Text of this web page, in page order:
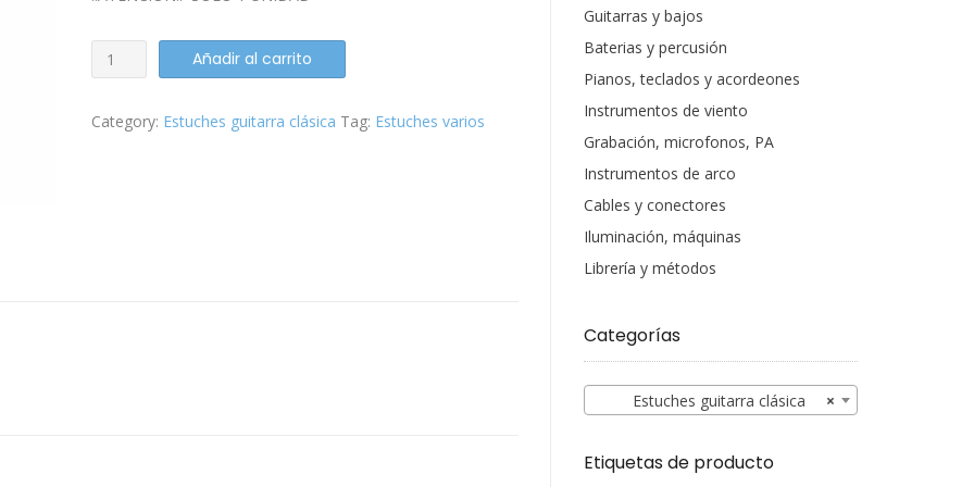
Estuche
guitarra
Marktinez
Añadir al carrito
Category: Estuches guitarra clásica Tag: Estuches varios
Guitarras y bajos
Baterias y percusión
Pianos, teclados y acordeones
Instrumentos de viento
Grabación, microfonos, PA
Instrumentos de arco
Cables y conectores
Iluminación, máquinas
Librería y métodos
Categorías
×
Estuches guitarra clásica
Etiquetas de producto